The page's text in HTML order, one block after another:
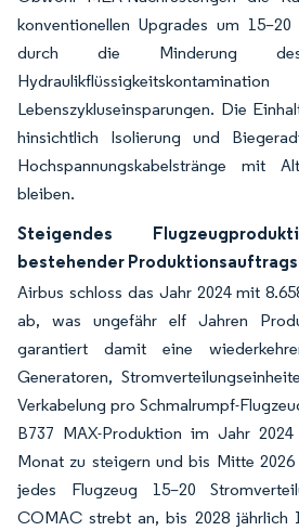
konventionellen Upgrades um
durch die Minderung
Lebenszykluseinsparungen. Die
hinsichtlich Isolierung und
Hochspannungskabelstränge mit
bleiben.
Steigendes
bestehender
Airbus schloss das Jahr 2024 mit
ab, was ungefähr elf Jahren
garantiert damit eine
Generatoren,
Verkabelung pro Schmalrumpf-
B737 MAX-Produktion im Jahr
Monat zu steigern und bis Mitte
jedes Flugzeug 15–20
COMAC strebt an, bis 2028 jährlich